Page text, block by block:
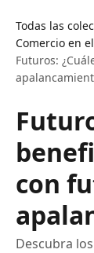
Todas las
Comercio en
Futuros:
con
Descubra